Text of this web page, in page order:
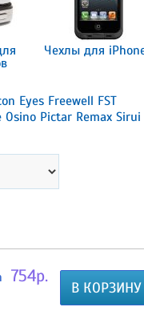
Чехлы для
Eyes Freewell FST
Osino Pictar Remax Sirui
В КОРЗИНУ
754р.